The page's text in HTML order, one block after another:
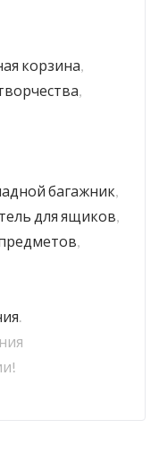
корзина,
,
багажник,
для ящиков,
,
.